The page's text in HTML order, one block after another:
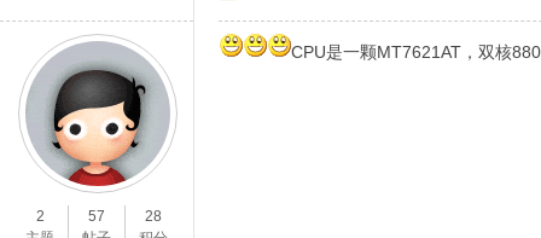
2
57
28
CPU是一颗MT7621AT，双核